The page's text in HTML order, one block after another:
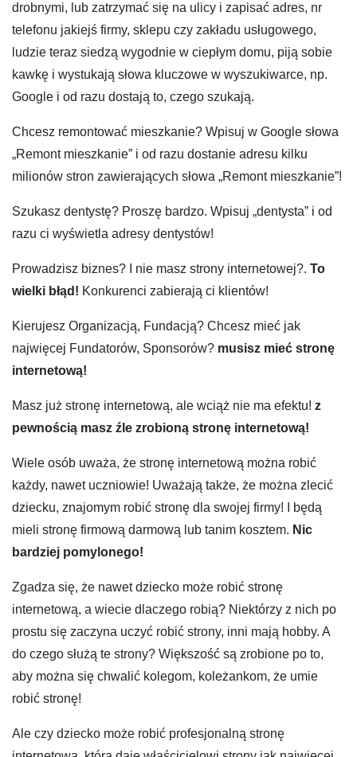
drobnymi, lub zatrzymać się na ulicy i zapisać adres, nr
telefonu jakiejś firmy, sklepu czy zakładu usługowego,
ludzie teraz siedzą wygodnie w ciepłym domu, piją sobie
kawkę i wystukają słowa kluczowe w wyszukiwarce, np.
Google i od razu dostają to, czego szukają.
Chcesz remontować mieszkanie? Wpisuj w Google słowa
„Remont mieszkanie” i od razu dostanie adresu kilku
milionów stron zawierających słowa „Remont mieszkanie”!
Szukasz dentystę? Proszę bardzo. Wpisuj „dentysta” i od
razu ci wyświetla adresy dentystów!
Prowadzisz biznes? I nie masz strony internetowej?. To
wielki błąd! Konkurenci zabierają ci klientów!
Kierujesz Organizacją, Fundacją? Chcesz mieć jak
najwięcej Fundatorów, Sponsorów? musisz mieć stronę
internetową!
Masz już stronę internetową, ale wciąż nie ma efektu! z
pewnością masz źle zrobioną stronę internetową!
Wiele osób uważa, że stronę internetową można robić
każdy, nawet uczniowie! Uważają także, że można zlecić
dziecku, znajomym robić stronę dla swojej firmy! I będą
mieli stronę firmową darmową lub tanim kosztem. Nic
bardziej pomylonego!
Zgadza się, że nawet dziecko może robić stronę
internetową, a wiecie dlaczego robią? Niektórzy z nich po
prostu się zaczyna uczyć robić strony, inni mają hobby. A
do czego służą te strony? Większość są zrobione po to,
aby można się chwalić kolegom, koleżankom, że umie
robić stronę!
Ale czy dziecko może robić profesjonalną stronę